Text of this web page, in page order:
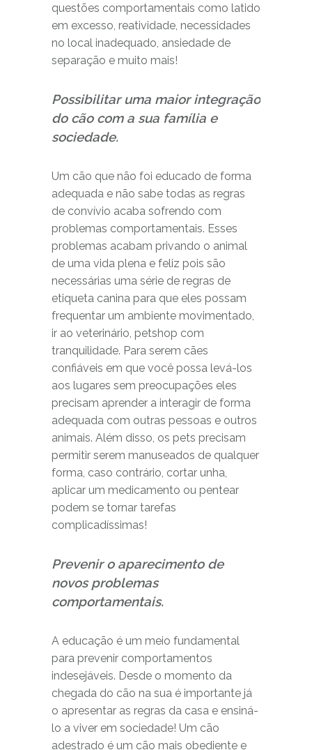
questões comportamentais como latido
em excesso, reatividade, necessidades
no local inadequado, ansiedade de
separação e muito mais!
Possibilitar uma maior integração
do cão com a sua família e
sociedade.
Um cão que não foi educado de forma
adequada e não sabe todas as regras
de convívio acaba sofrendo com
problemas comportamentais. Esses
problemas acabam privando o animal
de uma vida plena e feliz pois são
necessárias uma série de regras de
etiqueta canina para que eles possam
frequentar um ambiente movimentado,
ir ao veterinário, petshop com
tranquilidade. Para serem cães
confiáveis em que você possa levá-los
aos lugares sem preocupações eles
precisam aprender a interagir de forma
adequada com outras pessoas e outros
animais. Além disso, os pets precisam
permitir serem manuseados de qualquer
forma, caso contrário, cortar unha,
aplicar um medicamento ou pentear
podem se tornar tarefas
complicadíssimas!
Prevenir o aparecimento de
novos problemas
comportamentais.
A educação é um meio fundamental
para prevenir comportamentos
indesejáveis. Desde o momento da
chegada do cão na sua é importante já
o apresentar as regras da casa e ensiná-
lo a viver em sociedade! Um cão
adestrado é um cão mais obediente e